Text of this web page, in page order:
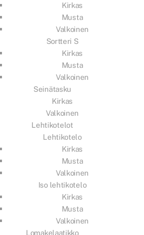
Kirkas
Musta
Valkoinen
Sortteri S
Kirkas
Musta
Valkoinen
Seinätasku
Kirkas
Valkoinen
Lehtikotelot
Lehtikotelo
Kirkas
Musta
Valkoinen
Iso lehtikotelo
Kirkas
Musta
Valkoinen
Lomakelaatikko